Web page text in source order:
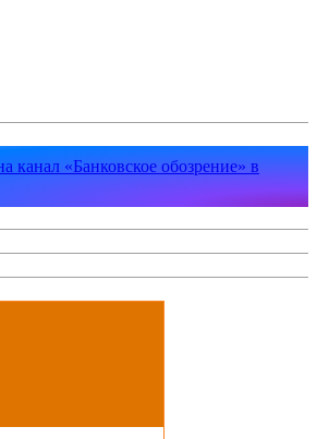
канал «Банковское обозрение» в